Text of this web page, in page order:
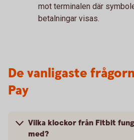
mot terminalen där
betalningar visas.
De vanligaste
Pay
Vilka klockor från Fitbit
med?